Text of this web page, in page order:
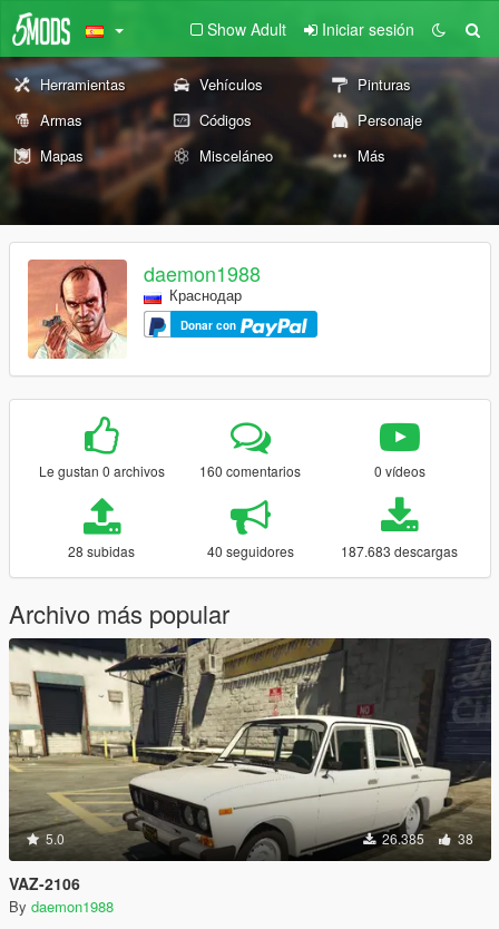
Show Adult Iniciar sesión
Herramientas Vehículos
Pinturas
Armas
Códigos
Personaje
Mapas
Misceláneo Más
daemon1988
Краснодар
Donar con
Le gustan 0 archivos 160 comentarios 0 vídeos
28 subidas 40 seguidores 187.683 descargas
Archivo más popular
5.0 26.385 38
VAZ-2106
By daemon1988